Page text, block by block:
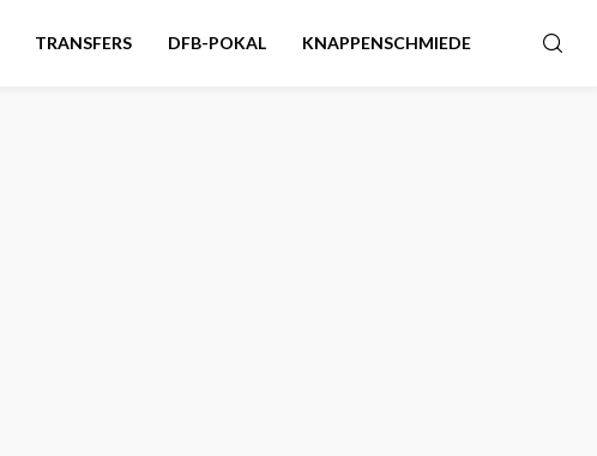
TRANSFERS DFB-POKAL KNAPPENSCHMIEDE